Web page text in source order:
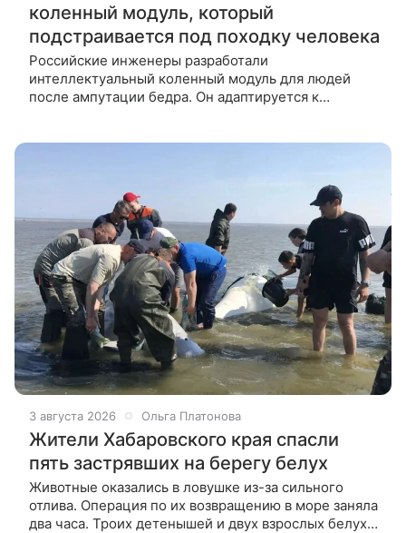
коленный модуль, который
подстраивается под походку человека
Российские инженеры разработали
интеллектуальный коленный модуль для людей
после ампутации бедра. Он адаптируется к
3 августа 2026 Ольга Платонова
Жители Хабаровского края спасли
пять застрявших на берегу белух
Животные оказались в ловушке из-за сильного
отлива. Операция по их возвращению в море заняла
два часа. Троих детенышей и двух взрослых белух,